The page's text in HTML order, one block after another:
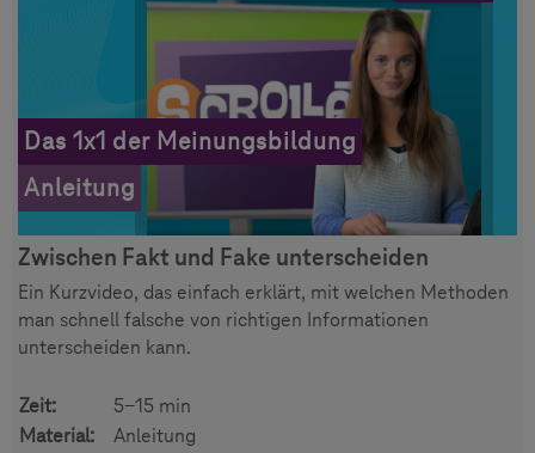
Das 1x1 der Meinungsbildung
Anleitung
Zwischen Fakt und Fake unterscheiden
Ein Kurzvideo, das einfach erklärt, mit welchen Methoden
man schnell falsche von richtigen Informationen
unterscheiden kann.
Zeit:
5-15 min
Material:
Anleitung